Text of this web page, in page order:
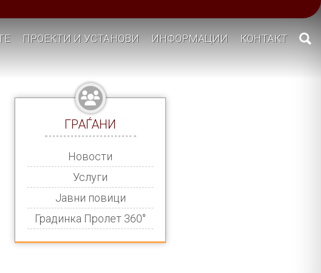
ПРОЕКТИ И УСТАНОВИ ИНФОРМАЦИИ КОНТАКТ
ГРАЃАНИ
Новости
Услуги
Јавни повици
Градинка Пролет 360°